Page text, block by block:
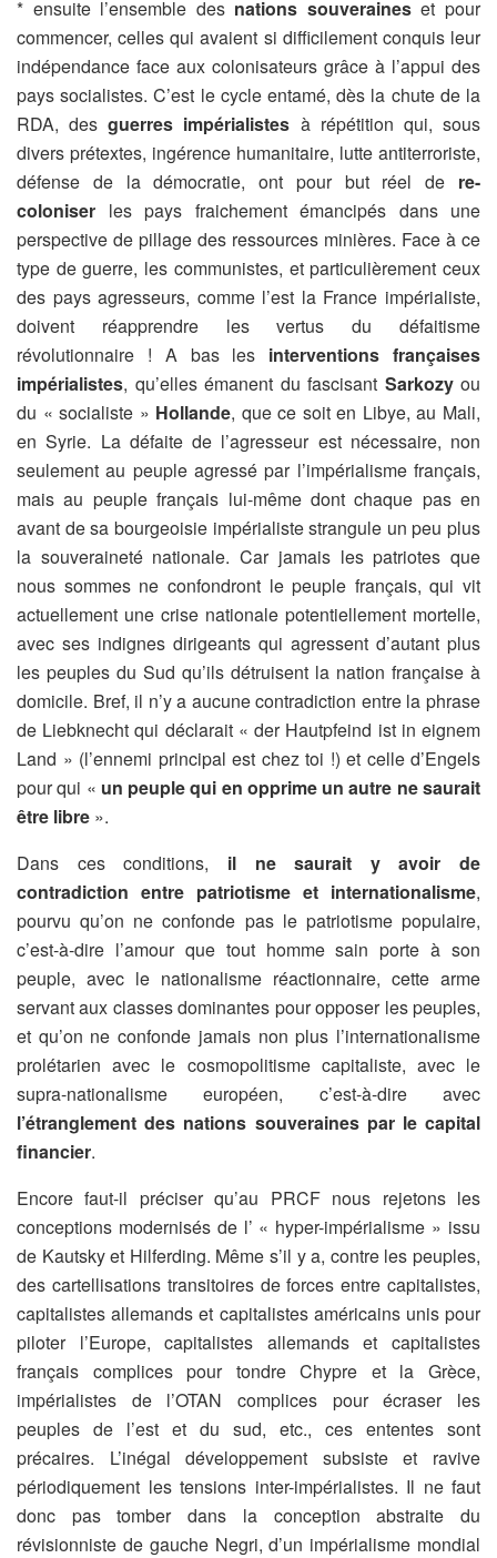
* ensuite l’ensemble des nations souveraineset pour
commencer, celles qui avaient si difficilement conquis leur
indépendance face aux colonisateurs grâce à l’appui des
pays socialistes. C’est le cycle entamé, dès la chute de la
RDA, desguerres impérialistes à répétition qui, sous
divers prétextes, ingérence humanitaire, lutte antiterroriste,
défense de la démocratie, ont pour but réel de re-
coloniser les pays fraichement émancipés dans une
perspective de pillage des ressources minières. Face à ce
type de guerre, les communistes, et particulièrement ceux
des pays agresseurs, comme l’est la France impérialiste,
doivent réapprendre les vertus du défaitisme
révolutionnaire ! A bas les interventions françaises
impérialistes, qu’elles émanent du fascisant Sarkozyou
du « socialiste » Hollande, que ce soit en Libye, au Mali,
en Syrie. La défaite de l’agresseur est nécessaire, non
seulement au peuple agressé par l’impérialisme français,
mais au peuple français lui-même dont chaque pas en
avant de sa bourgeoisie impérialiste strangule un peu plus
la souveraineté nationale. Car jamais les patriotes que
nous sommes ne confondront le peuple français, qui vit
actuellement une crise nationale potentiellement mortelle,
avec ses indignes dirigeants qui agressent d’autant plus
les peuples du Sud qu’ils détruisent la nation française à
domicile. Bref, il n’y a aucune contradiction entre la phrase
de Liebknecht qui déclarait « der Hautpfeind ist in eignem
Land » (l’ennemi principal est chez toi !) et celle d’Engels
pour qui « un peuple qui en opprime un autre ne saurait
être libre ».
Dans ces conditions, il ne saurait y avoir de
contradiction entre patriotisme et internationalisme,
pourvu qu’on ne confonde pas le patriotisme populaire,
c’est-à-dire l’amour que tout homme sain porte à son
peuple, avec le nationalisme réactionnaire, cette arme
servant aux classes dominantes pour opposer les peuples,
et qu’on ne confonde jamais non plus l’internationalisme
prolétarien avec le cosmopolitisme capitaliste, avec le
supra-nationalisme européen, c’est-à-dire avec
l’étranglement des nations souveraines par le capital
financier.
Encore faut-il préciser qu’au PRCF nous rejetons les
conceptions modernisés de l’ « hyper-impérialisme » issu
de Kautsky et Hilferding. Même s’il y a, contre les peuples,
des cartellisations transitoires de forces entre capitalistes,
capitalistes allemands et capitalistes américains unis pour
piloter l’Europe, capitalistes allemands et capitalistes
français complices pour tondre Chypre et la Grèce,
impérialistes de l’OTAN complices pour écraser les
peuples de l’est et du sud, etc., ces ententes sont
précaires. L’inégal développement subsiste et ravive
périodiquement les tensions inter-impérialistes. Il ne faut
donc pas tomber dans la conception abstraite du
révisionniste de gauche Negri, d’un impérialisme mondial